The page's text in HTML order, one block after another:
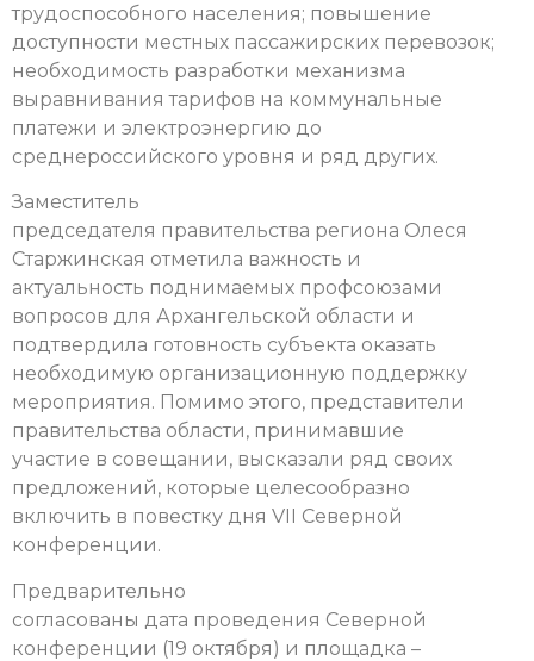
трудоспособного населения; повышение
доступности местных пассажирских перевозок;
необходимость разработки механизма
выравнивания тарифов на коммунальные
платежи и электроэнергию до
среднероссийского уровня и ряд других.
Заместитель
председателя правительства региона Олеся
Старжинская отметила важность и
актуальность поднимаемых профсоюзами
вопросов для Архангельской области и
подтвердила готовность субъекта оказать
необходимую организационную поддержку
мероприятия. Помимо этого, представители
правительства области, принимавшие
участие в совещании, высказали ряд своих
предложений, которые целесообразно
включить в повестку дня VII Северной
конференции.
Предварительно
согласованы дата проведения Северной
конференции (19 октября) и площадка –